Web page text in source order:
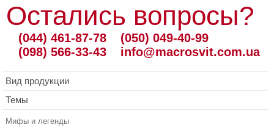
Остались вопросы?
(044) 461-87-78
(098) 566-33-43
(050) 049-40-99
info@macrosvit.com.ua
Вид продукции
Темы
Мифы и легенды